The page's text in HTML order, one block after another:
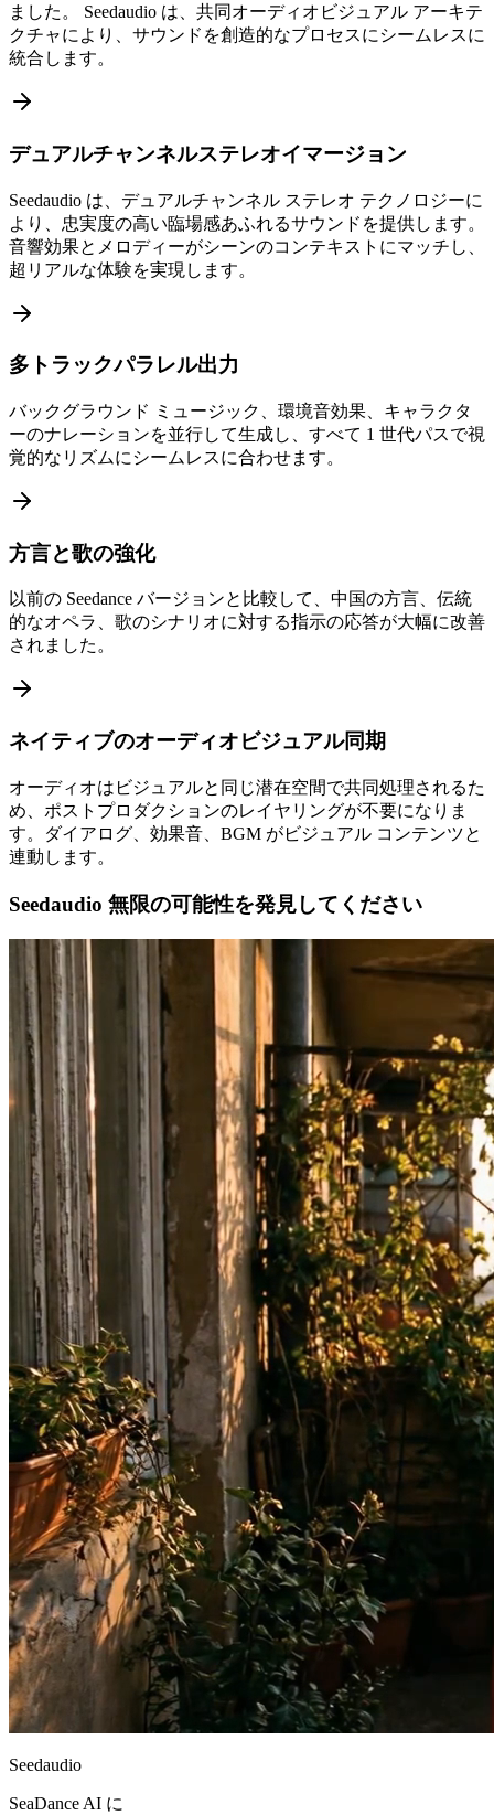
ました。 Seedaudio は、共同オーディオビジュアル アーキテ
クチャにより、サウンドを創造的なプロセスにシームレスに
統合します。
デュアルチャンネルステレオイマージョン
Seedaudio は、デュアルチャンネル ステレオ テクノロジーに
より、忠実度の高い臨場感あふれるサウンドを提供します。
音響効果とメロディーがシーンのコンテキストにマッチし、
超リアルな体験を実現します。
多トラックパラレル出力
バックグラウンド ミュージック、環境音効果、キャラクタ
ーのナレーションを並行して生成し、すべて 1 世代パスで視
覚的なリズムにシームレスに合わせます。
方言と歌の強化
以前の Seedance バージョンと比較して、中国の方言、伝統
的なオペラ、歌のシナリオに対する指示の応答が大幅に改善
されました。
ネイティブのオーディオビジュアル同期
オーディオはビジュアルと同じ潜在空間で共同処理されるた
め、ポストプロダクションのレイヤリングが不要になりま
す。ダイアログ、効果音、BGM がビジュアル コンテンツと
連動します。
Seedaudio 無限の可能性を発見してください
Seedaudio
SeaDance AI に